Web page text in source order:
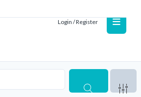
Login / Register